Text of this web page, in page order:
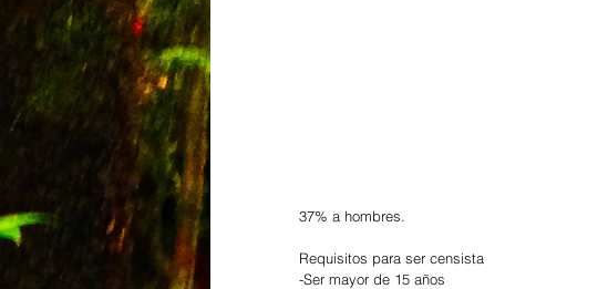
37% a hombres.
Requisitos para ser censista
-Ser mayor de 15 años